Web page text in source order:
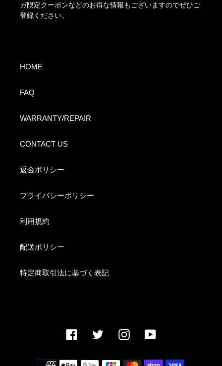
ガ限定クーポンなどのお得な情報もございますのでぜひご
登録ください。
HOME
FAQ
WARRANTY/REPAIR
CONTACT US
返金ポリシー
プライバシーポリシー
利用規約
配送ポリシー
特定商取引法に基づく表記
Facebook Twitter InstagramYouTube
決